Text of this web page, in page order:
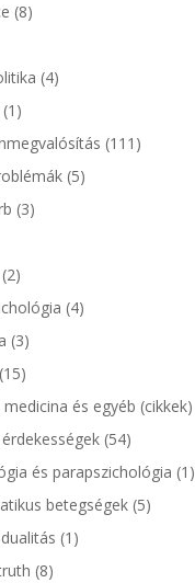
(8)
(4)
(111)
(5)
(3)
(4)
(3)
(15)
és egyéb (cikkek)
(54)
és parapszichológia (1)
betegségek(5)
(1)
(8)